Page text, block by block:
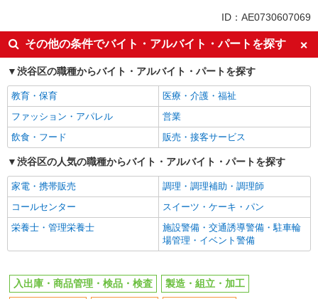
交通費支給
社会保険あり
ID：AE0730607069
その他の条件でバイト・アルバイト・パートを探す
渋谷区の職種からバイト・アルバイト・パートを探す
教育・保育
医療・介護・福祉
ファッション・アパレル
営業
飲食・フード
販売・接客サービス
渋谷区の人気の職種からバイト・アルバイト・パートを探す
家電・携帯販売
調理・調理補助・調理師
コールセンター
スイーツ・ケーキ・パン
栄養士・管理栄養士
施設警備・交通誘導警備・駐車輪
場管理・イベント警備
入出庫・商品管理・検品・検査
製造・組立・加工